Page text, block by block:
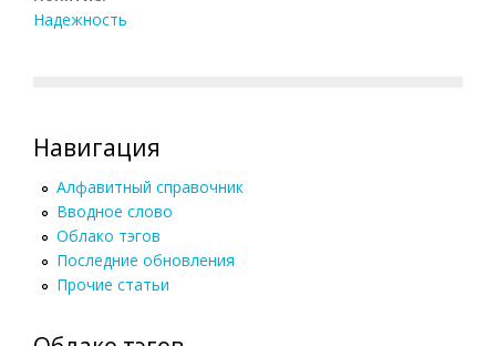
Надежность
Навигация
Алфавитный справочник
Вводное слово
Облако тэгов
Последние обновления
Прочие статьи